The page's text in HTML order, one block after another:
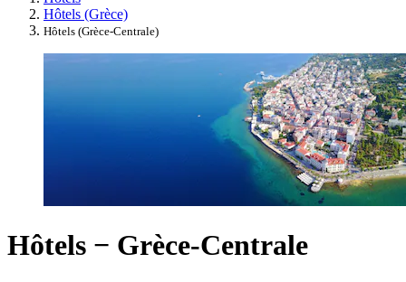
Hôtels (Grèce)
Hôtels (Grèce-Centrale)
Hôtels − Grèce-Centrale